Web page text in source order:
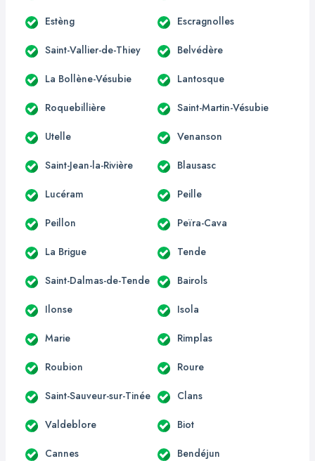
Estèng Escragnolles
Saint-Vallier-de-Thiey Belvédère
La Bollène-Vésubie Lantosque
Roquebillière Saint-Martin-Vésubie
Utelle Venanson
Saint-Jean-la-Rivière Blausasc
Lucéram Peille
Peillon Peïra-Cava
La Brigue Tende
Saint-Dalmas-de-Tende Bairols
Ilonse Isola
Marie Rimplas
Roubion Roure
Saint-Sauveur-sur-Tinée Clans
Valdeblore Biot
Cannes Bendéjun